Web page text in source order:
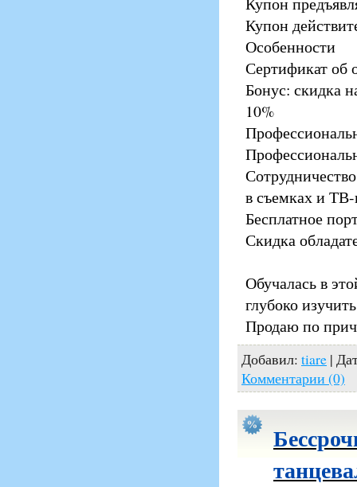
Купон
Особенности
Сертификат об
Бонус: скидка
10%
в съемках и ТВ-
Бесплатное
Скидка
Обучалась в
глубоко
Продаю по
Добавил: tiare |
Комментарии (0)